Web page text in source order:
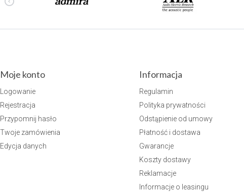
Moje konto
Logowanie
Rejestracja
Przypomnij hasło
Twoje zamówienia
Edycja danych
Informacja
Regulamin
Polityka prywatności
Odstąpienie od umowy
Płatność i dostawa
Gwarancje
Koszty dostawy
Reklamacje
Informacje o leasingu